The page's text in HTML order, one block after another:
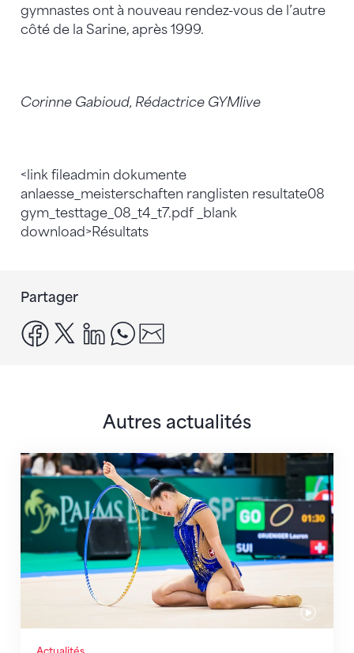
gymnastes ont à nouveau rendez-vous de l’autre
côté de la Sarine, après 1999.
Corinne Gabioud, Rédactrice GYMlive
<link fileadmin dokumente
anlaesse_meisterschaften ranglisten resultate08
gym_testtage_08_t4_t7.pdf _blank
download>Résultats
Partager
facebook
x linkedinwhatsapp
Autres actualités
Prochaine étape : les Championnats du monde